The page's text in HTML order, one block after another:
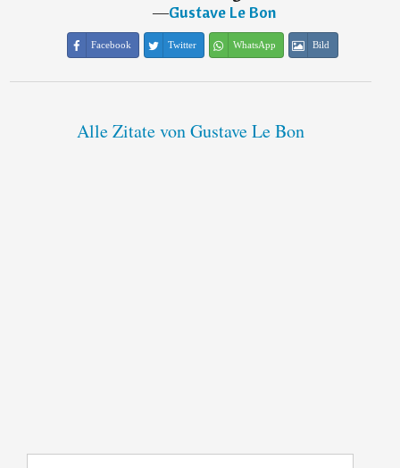
―Gustave Le Bon
Facebook Twitter WhatsApp Bild
Alle Zitate von Gustave Le Bon